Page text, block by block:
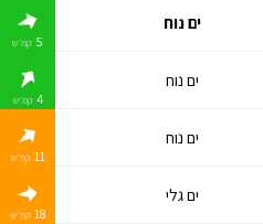
ים נוח
5 קמ״ש
ים נוח
4 קמ״ש
ים נוח
11 קמ״ש
ים גלי
18 קמ״ש